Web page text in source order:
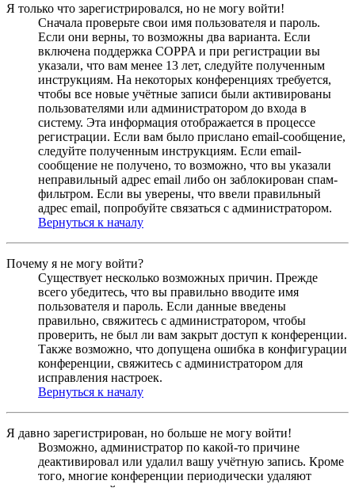
Я только что зарегистрировался, но не могу войти!
Сначала проверьте свои имя пользователя и пароль.
Если они верны, то возможны два варианта. Если
включена поддержка COPPA и при регистрации вы
указали, что вам менее 13 лет, следуйте полученным
инструкциям. На некоторых конференциях требуется,
чтобы все новые учётные записи были активированы
пользователями или администратором до входа в
систему. Эта информация отображается в процессе
регистрации. Если вам было прислано email-сообщение,
следуйте полученным инструкциям. Если email-
сообщение не получено, то возможно, что вы указали
неправильный адрес email либо он заблокирован спам-
фильтром. Если вы уверены, что ввели правильный
адрес email, попробуйте связаться с администратором.
Вернуться к началу
Почему я не могу войти?
Существует несколько возможных причин. Прежде
всего убедитесь, что вы правильно вводите имя
пользователя и пароль. Если данные введены
правильно, свяжитесь с администратором, чтобы
проверить, не был ли вам закрыт доступ к конференции.
Также возможно, что допущена ошибка в конфигурации
конференции, свяжитесь с администратором для
исправления настроек.
Вернуться к началу
Я давно зарегистрирован, но больше не могу войти!
Возможно, администратор по какой-то причине
деактивировал или удалил вашу учётную запись. Кроме
того, многие конференции периодически удаляют